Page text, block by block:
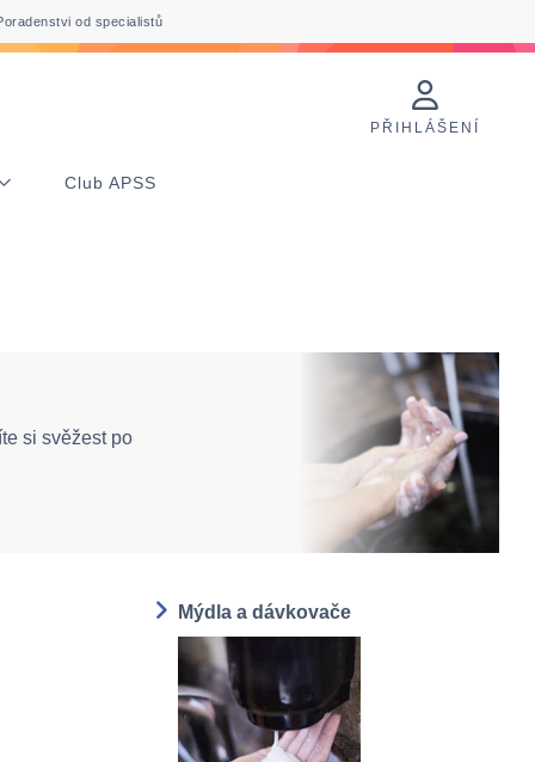
od specialistů
PŘIHLÁŠENÍ
Club APSS
si svěžest po
Mýdla a dávkovače